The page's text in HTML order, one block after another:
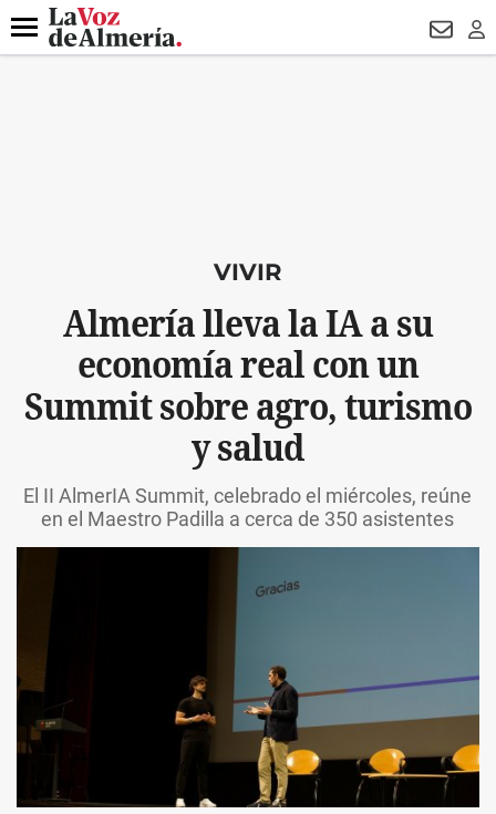
DESTACADO TURISMO
Menú
VIVIR
Almería lleva la IA a su
economía real con un
Summit sobre agro, turismo
y salud
El II AlmerIA Summit, celebrado el miércoles, reúne
en el Maestro Padilla a cerca de 350 asistentes